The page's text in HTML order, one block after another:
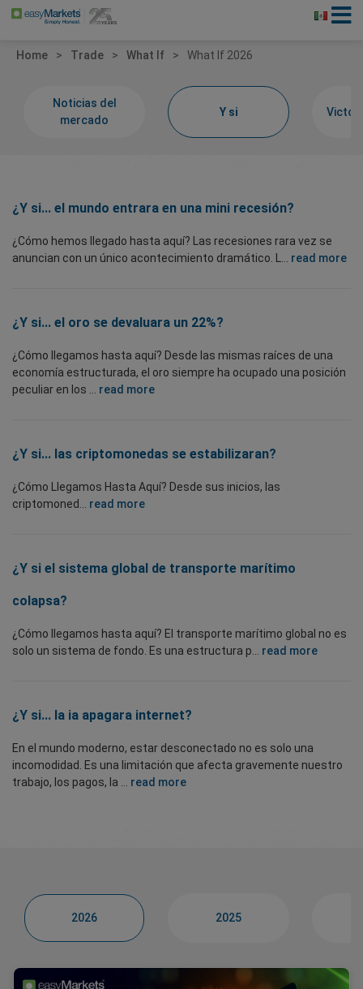
Home Trade What If What If 2026
Noticias del
mercado
Y si
¿Y si... el mundo entrara en una mini recesión?
¿Cómo hemos llegado hasta aquí? Las recesiones rara vez se
anuncian con un único acontecimiento dramático. L... read more
¿Y si... el oro se devaluara un 22%?
¿Cómo llegamos hasta aquí? Desde las mismas raíces de una
economía estructurada, el oro siempre ha ocupado una posición
peculiar en los ... read more
¿Y si... las criptomonedas se estabilizaran?
¿Cómo Llegamos Hasta Aquí? Desde sus inicios, las
criptomoned... read more
¿Y si el sistema global de transporte marítimo
colapsa?
¿Cómo llegamos hasta aquí? El transporte marítimo global no es
solo un sistema de fondo. Es una estructura p... read more
¿Y si... la ia apagara internet?
En el mundo moderno, estar desconectado no es solo una
incomodidad. Es una limitación que afecta gravemente nuestro
trabajo, los pagos, la ... read more
2026 2025